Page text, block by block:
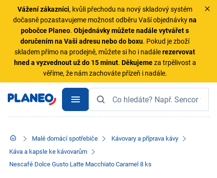
Vážení zákazníci, kvůli přechodu na nový skladový systém
dočasně pozastavujeme možnost odběru Vaší objednávkyna
pobočce Planeo.Objednávky můžete nadále vytvářet s
doručením na Vaši adresu nebo do boxu. Pokud je zboží
skladem přímo na prodejně, můžete si ho i nadálerezervovat
hned a vyzvednout už do 15 minut. Děkujemeza trpělivost a
věříme, že nám zachováte přízeň i nadále.
Malé domácí spotřebiče
Kávovary a příprava kávy
Káva a kapsle ke kávovarům
Nescafé Dolce Gusto Latte Macchiato Caramel 8 ks